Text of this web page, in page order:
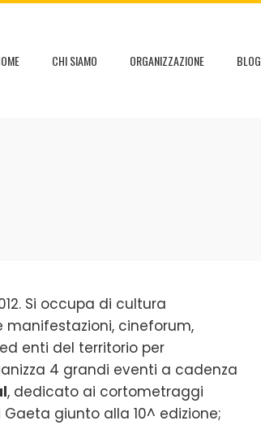
CHI SIAMO ORGANIZZAZIONE BLOG
Si occupa di cultura
cineforum,
enti del territorio per
4 grandi eventi a cadenza
, dedicato ai cortometraggi
giunto alla 10^ edizione;